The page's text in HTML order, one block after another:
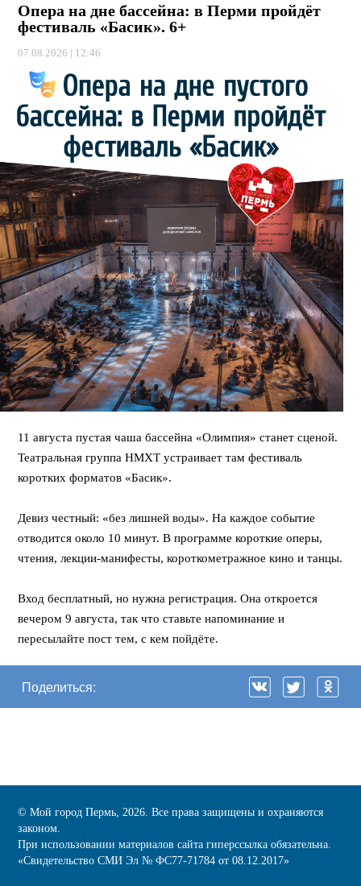
Опера на дне бассейна: в Перми пройдёт
фестиваль «Басик». 6+
07.08.2026 | 12:46
11 августа пустая чаша бассейна «Олимпия» станет сценой.
Театральная группа НМХТ устраивает там фестиваль
коротких форматов «Басик».
Девиз честный: «без лишней воды». На каждое событие
отводится около 10 минут. В программе короткие оперы,
чтения, лекции-манифесты, короткометражное кино и танцы.
Вход бесплатный, но нужна регистрация. Она откроется
вечером 9 августа, так что ставьте напоминание и
пересылайте пост тем, с кем пойдёте.
Поделиться:
© Мой город Пермь, 2026. Все права защищены и охраняются
законом.
При использовании материалов сайта гиперссылка обязательна.
«Cвидетельство СМИ Эл № ФС77-71784 от 08.12.2017»